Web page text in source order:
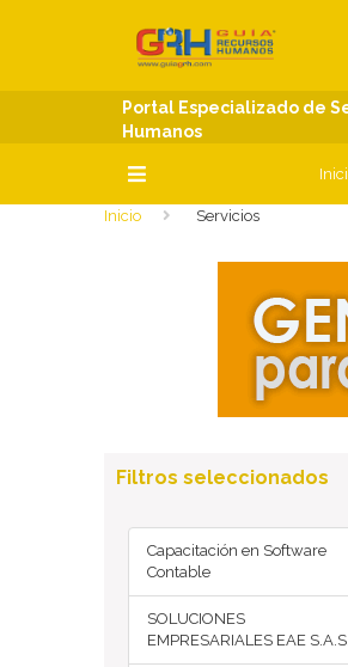
SECCIONES
Portal Especializado de
Humanos
Inicio Servicios
Filtros seleccionados
Capacitación en Software
Contable
SOLUCIONES
EMPRESARIALES EAE